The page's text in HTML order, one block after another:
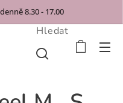
8.30 - 17.00
Hledat